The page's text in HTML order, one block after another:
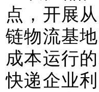
点，开展
链物流基
成本运行
快递企业